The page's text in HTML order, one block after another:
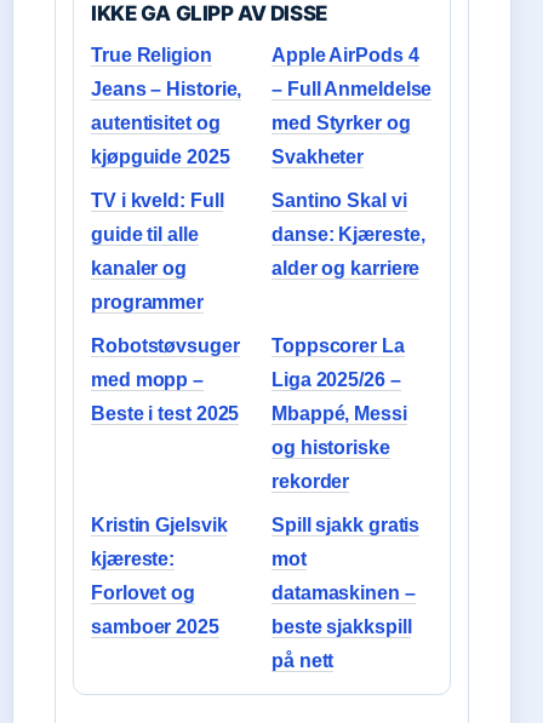
IKKE GA GLIPP AV DISSE
True Religion
Jeans – Historie,
autentisitet og
kjøpguide 2025
Apple AirPods 4
– Full Anmeldelse
med Styrker og
Svakheter
TV i kveld: Full
guide til alle
kanaler og
programmer
Santino Skal vi
danse: Kjæreste,
alder og karriere
Robotstøvsuger
med mopp –
Beste i test 2025
Toppscorer La
Liga 2025/26 –
Mbappé, Messi
og historiske
rekorder
Kristin Gjelsvik
kjæreste:
Forlovet og
samboer 2025
Spill sjakk gratis
mot
datamaskinen –
beste sjakkspill
på nett